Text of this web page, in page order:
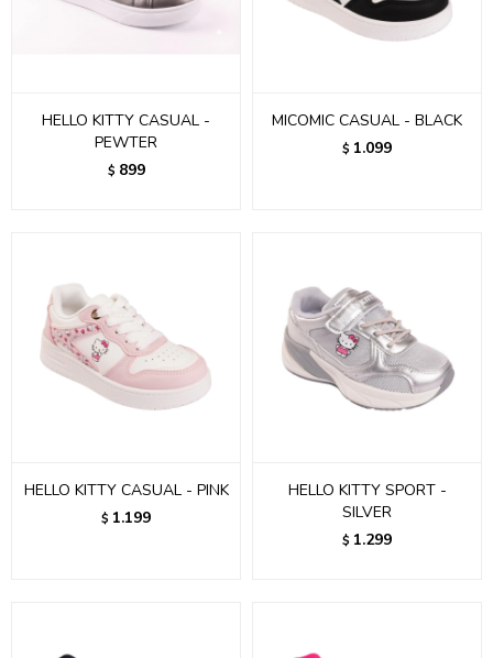
HELLO KITTY CASUAL -
PEWTER
$ 899
MICOMIC CASUAL - BLACK
$ 1.099
HELLO KITTY CASUAL - PINK
$ 1.199
HELLO KITTY SPORT -
SILVER
$ 1.299